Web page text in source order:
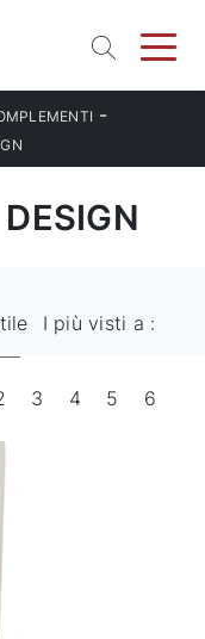
-
I più visti a :
3 4 5 6